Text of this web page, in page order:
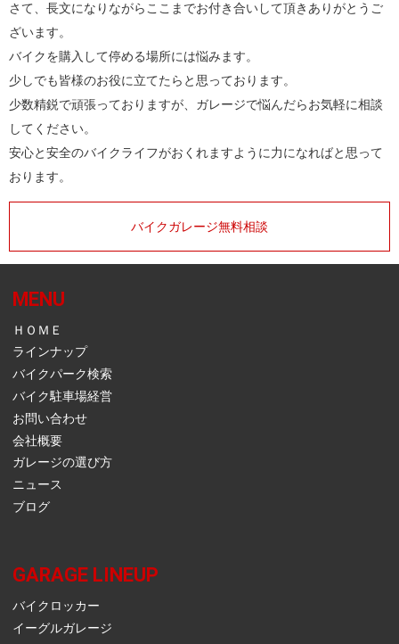
さて、長文になりながらここまでお付き合いして頂きありがとうご
ざいます。
バイクを購入して停める場所には悩みます。
少しでも皆様のお役に立てたらと思っております。
少数精鋭で頑張っておりますが、ガレージで悩んだらお気軽に相談
してください。
安心と安全のバイクライフがおくれますように力になればと思って
おります。
バイクガレージ無料相談
MENU
ＨＯＭＥ
ラインナップ
バイクパーク検索
バイク駐車場経営
お問い合わせ
会社概要
ガレージの選び方
ニュース
ブログ
GARAGE LINEUP
バイクロッカー
イーグルガレージ